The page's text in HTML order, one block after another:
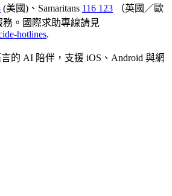
(美國)、Samaritans 116 123
（英國／歐
。國際求助專線請見
hotlines.
的 AI 陪伴，支援 iOS、Android 與網